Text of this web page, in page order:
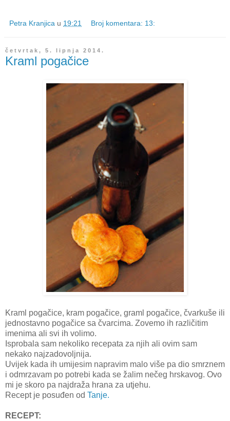
Petra Kranjica u 19:21 Broj komentara: 13:
četvrtak, 5. lipnja 2014.
Kraml pogačice
Kraml pogačice, kram pogačice, graml pogačice, čvarkuše ili
jednostavno pogačice sa čvarcima. Zovemo ih različitim
imenima ali svi ih volimo.
Isprobala sam nekoliko recepata za njih ali ovim sam
nekako najzadovoljnija.
Uvijek kada ih umijesim napravim malo više pa dio smrznem
i odmrzavam po potrebi kada se žalim nečeg hrskavog. Ovo
mi je skoro pa najdraža hrana za utjehu.
Recept je posuđen od Tanje.
RECEPT: